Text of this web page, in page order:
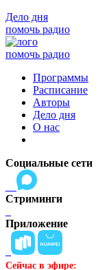
Дело дня
помочь радио
помочь радио
Программы
Расписание
Авторы
Дело дня
О нас
Социальные сети
Стриминги
Приложение
Сейчас в эфире: